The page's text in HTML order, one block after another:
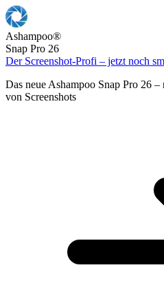
Ashampoo®
Snap Pro 26
Der Screenshot-Profi – jetzt noch
Das neue Ashampoo Snap Pro 26
von Screenshots